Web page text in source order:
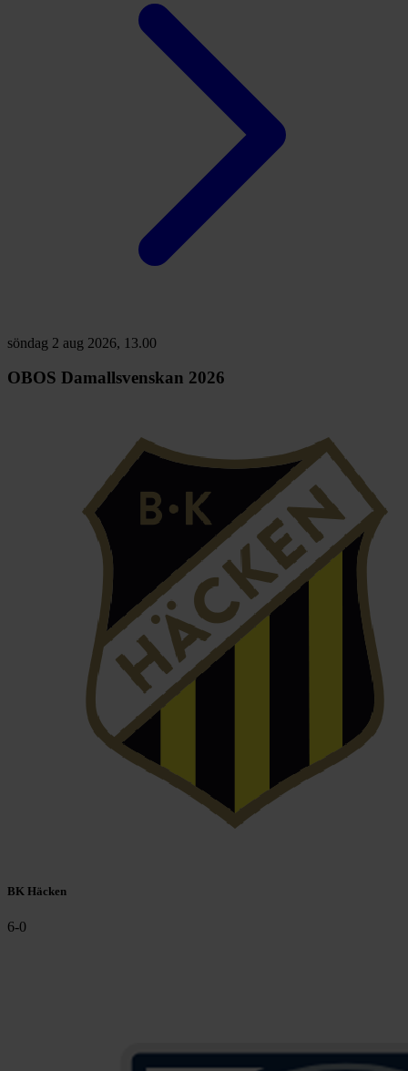
söndag 2 aug 2026, 13.00
OBOS Damallsvenskan 2026
BK Häcken
6-0